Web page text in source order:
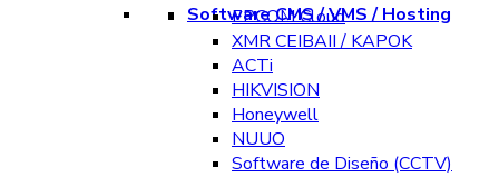
Software CMS / VMS / Hosting
EPCOM Cloud
XMR CEIBAII / KAPOK
ACTi
HIKVISION
Honeywell
NUUO
Software de Diseño (CCTV)